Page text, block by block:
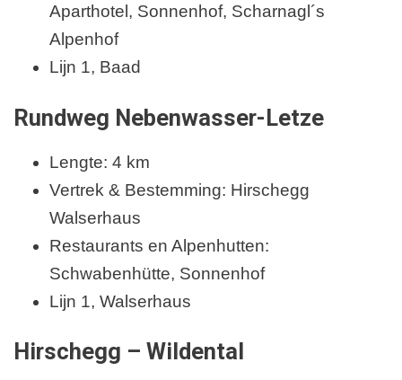
Aparthotel, Sonnenhof, Scharnagl´s
Alpenhof
Lijn 1, Baad
Rundweg Nebenwasser-Letze
Lengte: 4 km
Vertrek & Bestemming: Hirschegg
Walserhaus
Restaurants en Alpenhutten:
Schwabenhütte, Sonnenhof
Lijn 1, Walserhaus
Hirschegg – Wildental